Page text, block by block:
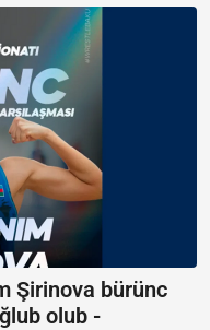
Şirinova bürünc
olub -